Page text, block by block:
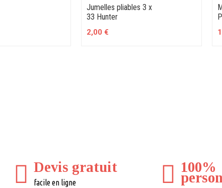
Jumelles pliables 3 x
33 Hunter
2,00 €
Devis gratuit
facile en ligne
100%